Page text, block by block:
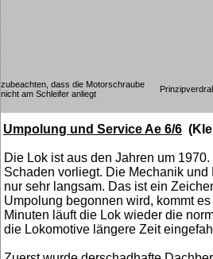
zubeachten, dass die Motorschraube
nicht am Schleifer anliegt
Umpolung und Service Ae 6/6
Die Lok ist aus den Jahren um
Schaden vorliegt. Die Mechanik
nur sehr langsam. Das ist ein
Umpolung begonnen wird, kommt
Minuten läuft die Lok wieder die
die Lokomotive längere Zeit